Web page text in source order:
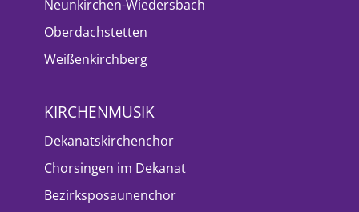
Neunkirchen-Wiedersbach
Oberdachstetten
Weißenkirchberg
KIRCHENMUSIK
Dekanatskirchenchor
Chorsingen im Dekanat
Bezirksposaunenchor